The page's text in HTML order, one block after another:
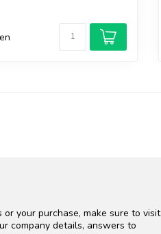
your purchase, make sure to visit
company details, answers to